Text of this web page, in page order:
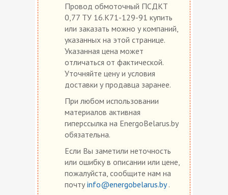
Провод обмоточный ПСДКТ
0,77 ТУ 16.К71-129-91 купить
или заказать можно у компаний,
указанных на этой странице.
Указанная цена может
отличаться от фактической.
Уточняйте цену и условия
доставки у продавца заранее.
При любом использовании
материалов активная
гиперссылка на EnergoBelarus.by
обязательна.
Если Вы заметили неточность
или ошибку в описании или цене,
пожалуйста, сообщите нам на
почту info@energobelarus.by.